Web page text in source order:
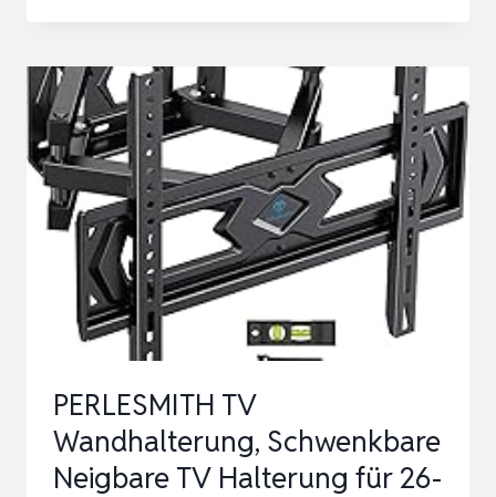
FÜR
32-
85
ZOLL
BILDSCHIRME
ZU
60KG,
WANDHALTERUNG
SCHWENKB…
PERLESMITH TV
Wandhalterung, Schwenkbare
Neigbare TV Halterung für 26-